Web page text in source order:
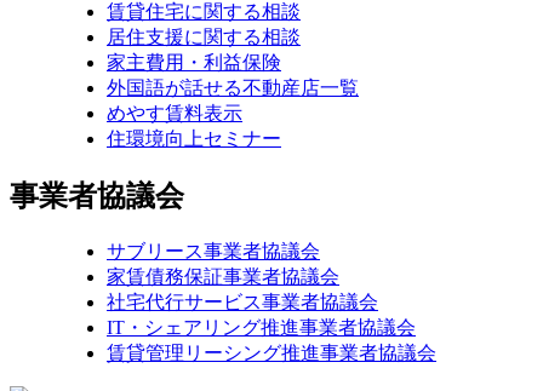
賃貸住宅に関する相談
居住支援に関する相談
家主費用・利益保険
外国語が話せる不動産店一覧
めやす賃料表示
住環境向上セミナー
事業者協議会
サブリース事業者協議会
家賃債務保証事業者協議会
社宅代行サービス事業者協議会
IT・シェアリング推進事業者協議会
賃貸管理リーシング推進事業者協議会